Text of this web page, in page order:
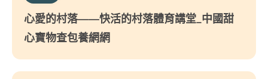
心愛的村落——快活的村落體育講堂_中國甜
心寶物查包養網網